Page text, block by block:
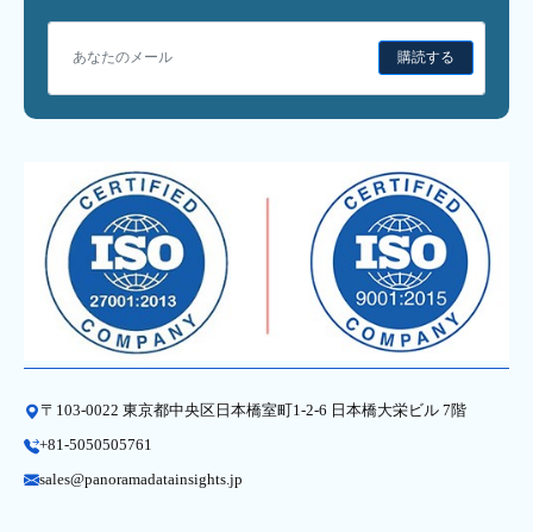
購読する
〒103-0022 東京都中央区日本橋室町1-2-6 日本橋大栄ビル 7階
+81-5050505761
sales@panoramadatainsights.jp